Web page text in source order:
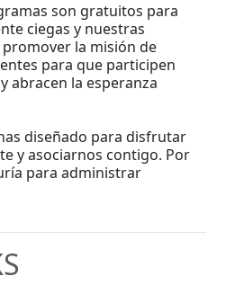
son gratuitos para
ciegas y nuestras
la misión de
para que participen
abracen la esperanza
diseñado para disfrutar
y asociarnos contigo. Por
para administrar